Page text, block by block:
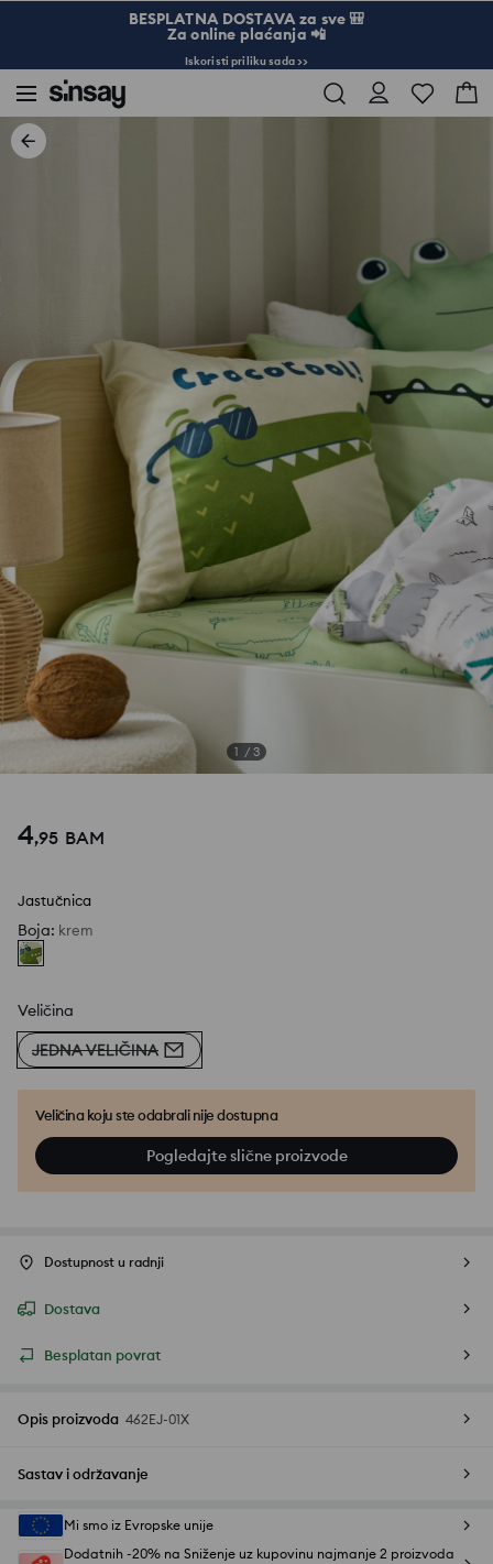
BESPLATNA DOSTAVA za sve 🎒
Za online plaćanja 📲
Iskoristi priliku sada >>
1 / 3
4,95 BAM
Jastučnica
Boja: krem
Veličina
JEDNA VELIČINA
Veličina koju ste odabrali nije dostupna
Pogledajte slične proizvode
Dostupnost u radnji
Dostava
Besplatan povrat
Opis proizvoda 462EJ-01X
Sastav i održavanje
Mi smo iz Evropske unije
Dodatnih -20% na Sniženje uz kupovinu najmanje 2 proizvoda